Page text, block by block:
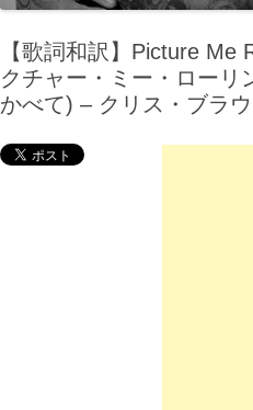
【歌詞和訳】Picture Me
クチャー・ミー・ローリ
かべて) – クリス・ブラ